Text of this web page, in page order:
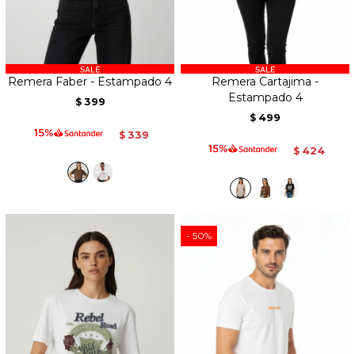
Remera Faber - Estampado 4
$ 399
$ 339
Remera Cartajima -
Estampado 4
$ 499
$ 424
50